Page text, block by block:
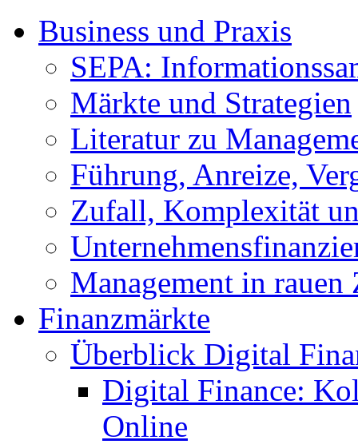
Business und Praxis
SEPA:
Märkte und Strategien
Literatur zu
Führung, Anreize,
Zufall, Komplexität
Management in rauen
Finanzmärkte
Überblick Digital
Digital Finance:
Online